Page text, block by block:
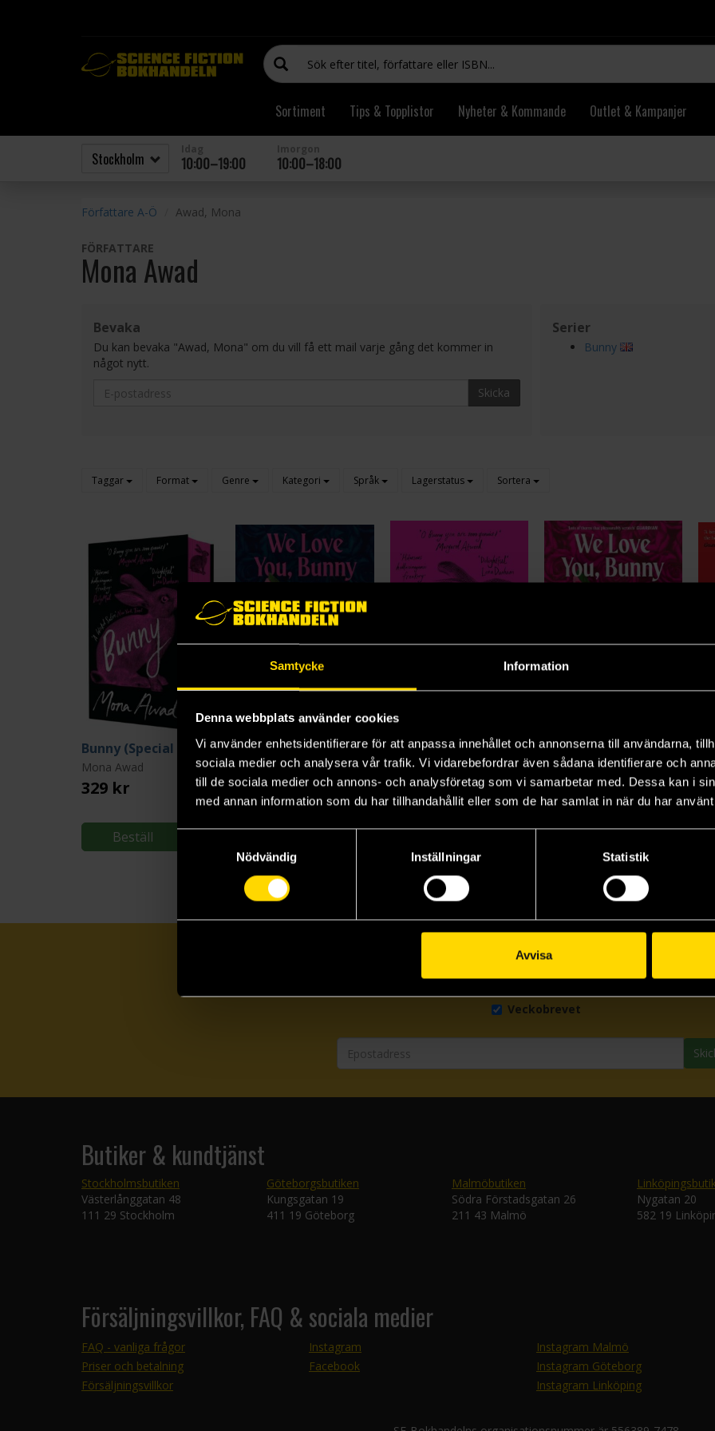
Samtycke Information
Denna webbplats använder cookies
Vi använder enhetsidentifierare för att anpassa innehållet och annonserna till användarna,
sociala medier och analysera vår trafik. Vi vidarebefordrar även sådana identifierare och
till de sociala medier och annons- och analysföretag som vi samarbetar med. Dessa kan i
med annan information som du har tillhandahållit eller som de har samlat in när du har
Nödvändig
Inställningar Statistik
Avvisa
Sortiment Tips & Topplistor Nyheter & Kommande Outlet & Kampanjer
10:00–19:00 10:00–18:00
Författare A-Ö Awad, Mona
FÖRFATTARE
Mona Awad
Bevaka
Du kan bevaka "Awad, Mona" om du vill få ett mail varje gång det kommer in
något nytt.
Skicka
Serier
Bunny
Taggar Format Genre Kategori Språk Lagerstatus Sortera
Bunny (Special Edition)
Mona Awad
329 kr
Beställ
We Love You, Bunny
Mona Awad
229 kr
Bunny
Mona Awad
199 kr
We Love You, Bunny
Mona Awad
155 kr
Prenumerera på vårt nyhetsbrev
Veckobrevet
Butiker & kundtjänst
Stockholmsbutiken
Västerlånggatan 48
111 29 Stockholm
Göteborgsbutiken
Kungsgatan 19
411 19 Göteborg
Malmöbutiken
Södra Förstadsgatan 26
211 43 Malmö
Nygatan 20
582 19
Försäljningsvillkor, FAQ & sociala medier
FAQ - vanliga frågor
Priser och betalning
Försäljningsvillkor
Instagram
Facebook
Instagram Malmö
Instagram Göteborg
Instagram Linköping